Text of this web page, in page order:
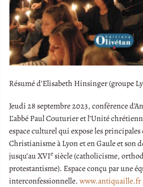
Résumé d’Elisabeth Hinsinger (groupe
Jeudi 28 septembre 2023, conférence
L’abbé Paul Couturier et l’Unité
espace culturel qui expose les
Christianisme à Lyon et en Gaule et son
jusqu’au XVIesiècle (catholicisme,
protestantisme). Espace conçu par une
interconfessionnelle.www.antiquaille.fr